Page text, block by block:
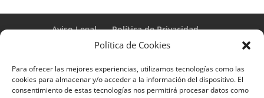
Política de Cookies
Para ofrecer las mejores experiencias, utilizamos tecnologías como las
cookies para almacenar y/o acceder a la información del dispositivo. El
consentimiento de estas tecnologías nos permitirá procesar datos como
Aviso Legal
Política de Privacidad
Términos y condiciones – Contrato de matrícula
Formulario de Datos necesarios para alta
Métodos de pago SEQURA
Métodos de pago